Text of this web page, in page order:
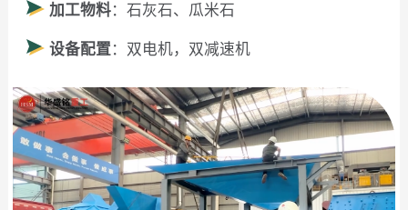
加工物料：石灰石、瓜米石
设备配置 ：双电机，双减速机